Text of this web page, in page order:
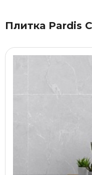
Плитка Pardis